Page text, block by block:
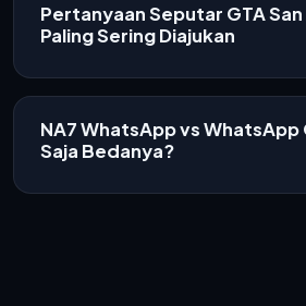
Pertanyaan Seputar GTA
Paling Sering Diajukan
NA7 WhatsApp vs WhatsApp
Saja Bedanya?